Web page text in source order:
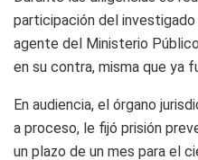
participación del
agente del Ministerio
en su contra, misma que ya
En audiencia, el órgano
a proceso, le fijó prisión
un plazo de un mes para el